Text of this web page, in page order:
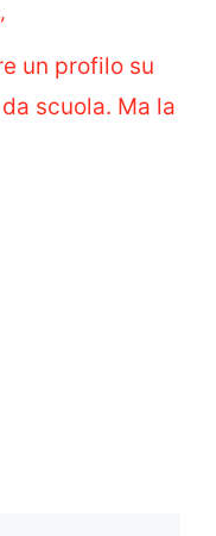
un profilo su
scuola. Ma la